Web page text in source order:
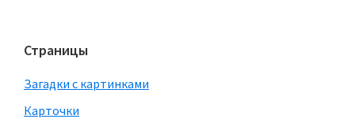
Страницы
Загадки с картинками
Карточки